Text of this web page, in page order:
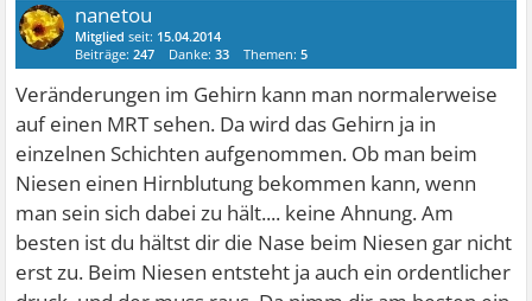
nanetou
Mitglied seit: 15.04.2014
Beiträge:247 Danke:33 Themen:5
Veränderungen im Gehirn kann man normalerweise
auf einen MRT sehen. Da wird das Gehirn ja in
einzelnen Schichten aufgenommen. Ob man beim
Niesen einen Hirnblutung bekommen kann, wenn
man sein sich dabei zu hält.... keine Ahnung. Am
besten ist du hältst dir die Nase beim Niesen gar nicht
erst zu. Beim Niesen entsteht ja auch ein ordentlicher